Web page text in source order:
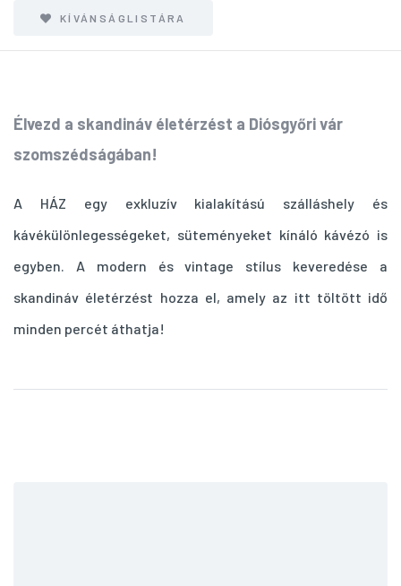
KÍVÁNSÁGLISTÁRA
Élvezd a skandináv életérzést a Diósgyőri vár
szomszédságában!
A HÁZ egy exkluzív kialakítású szálláshely és
kávékülönlegességeket, süteményeket kínáló kávézó is
egyben. A modern és vintage stílus keveredése a
skandináv életérzést hozza el, amely az itt töltött idő
minden percét áthatja!